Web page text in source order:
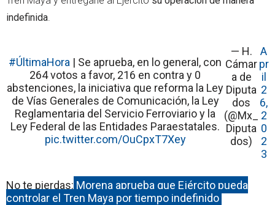
indefinida
#ÚltimaHora | Se aprueba, en lo general, con
264 votos a favor, 216 en contra y 0
abstenciones, la iniciativa que reforma la Ley
de Vías Generales de Comunicación, la Ley
Reglamentaria del Servicio Ferroviario y la
Ley Federal de las Entidades Paraestatales.
pic.twitter.com/OuCpxT7Xey
— H.
Cámar
a de
Diputa
dos
(@Mx_
Diputa
dos)
A
pr
il
2
6,
2
0
2
3
No te pierdas: Morena aprueba que Ejército pueda
controlar el Tren Maya por tiempo indefinido